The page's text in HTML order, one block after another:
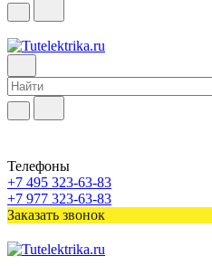
Телефоны
+7 495 323-63-83
+7 977 323-63-83
Заказать звонок